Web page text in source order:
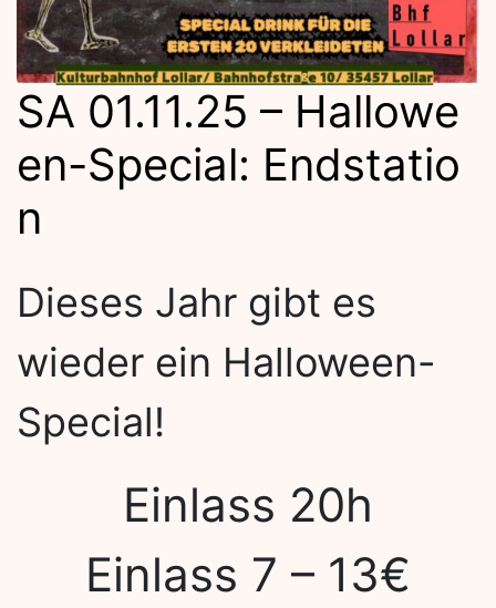
SA 01.11.25 – Hallowe
en-Special: Endstatio
n
Dieses Jahr gibt es
wieder ein Halloween-
Special!
Einlass 20h
Einlass 7 – 13€